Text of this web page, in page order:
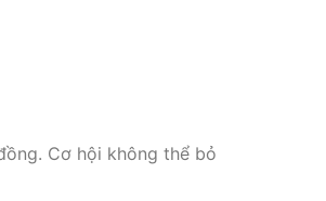
Cơ hội không thể bỏ